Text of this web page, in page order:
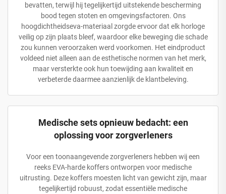
bevatten, terwijl hij tegelijkertijd uitstekende bescherming
bood tegen stoten en omgevingsfactoren. Ons
hoogdichtheidseva-materiaal zorgde ervoor dat elk horloge
veilig op zijn plaats bleef, waardoor elke beweging die schade
zou kunnen veroorzaken werd voorkomen. Het eindproduct
voldeed niet alleen aan de esthetische normen van het merk,
maar versterkte ook hun toewijding aan kwaliteit en
verbeterde daarmee aanzienlijk de klantbeleving.
Medische sets opnieuw bedacht: een
oplossing voor zorgverleners
Voor een toonaangevende zorgverleners hebben wij een
reeks EVA-harde koffers ontworpen voor medische
uitrusting. Deze koffers moesten licht van gewicht zijn, maar
tegelijkertijd robuust, zodat essentiële medische